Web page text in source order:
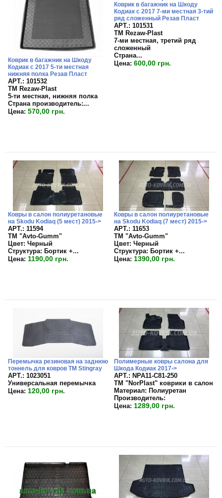
Коврик в багажник на Шкоду
Кодиак с 2017 5-ти местная
нижняя полка Резав Пласт
APT.: 101532
TM Rezaw-Plast
5-ти местная, нижняя полка
Страна производитель:...
Цена: 570,00 грн.
Коврик в багажник на Шкоду
Кодиак с 2017 7-ми местная 3-тий
ряд сложенный Резав Пласт
APT.: 101531
TM Rezaw-Plast
7-ми местная, третий ряд
сложенный
Страна...
Цена: 600,00 грн.
Ковры в салон полиуретановые
на Skodu Kodiaq (5 мест) 2015->
APT.: 11594
TM "Avto-Gumm"
Цвет: Черный
Структура: Бортик +...
Цена: 1190,00 грн.
Ковры в салон полиуретановые
на Skodu Kodiaq (7 мест) 2015->
APT.: 11653
TM "Avto-Gumm"
Цвет: Черный
Структура: Бортик +...
Цена: 1390,00 грн.
Перемычка резиновая на заднюю
тоннель для ковров TM Stingray
APT.: 1023051
Универсальная перемычка
Цена: 120,00 грн.
Полимерные ковры салона для
Шкода Кодиак 2017->
APT.: NPA11-C81-250
TM "NorPlast" коврики в салон
Материал: Полиуретан
Производитель:
Цена: 1289,00 грн.